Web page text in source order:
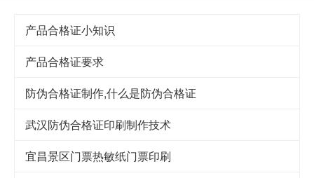
产品合格证小知识
产品合格证要求
防伪合格证制作,什么是防伪合格证
武汉防伪合格证印刷制作技术
宜昌景区门票热敏纸门票印刷